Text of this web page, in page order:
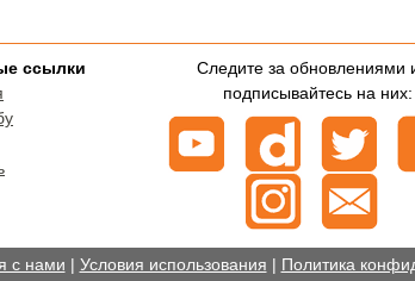
ссылки
Следите за обновлениями
подписывайтесь на них:
с нами | Условия использования | Политика